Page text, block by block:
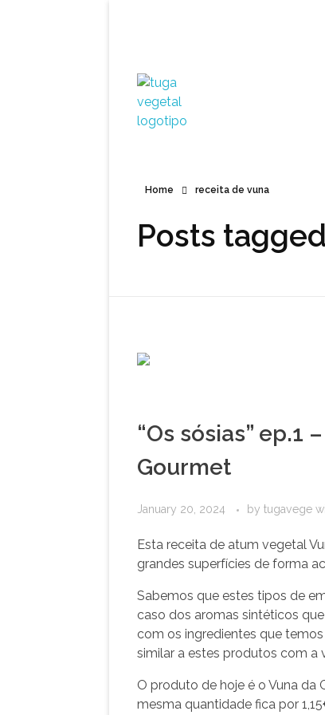
Home receita de vuna
Posts
“Os sósias”
Gourmet
January 20, 2024 by tugavege
Esta receita de atum vegetal
grandes superfícies de forma
Sabemos que estes tipos de
caso dos aromas sintéticos
com os ingredientes que
similar a estes produtos com a
O produto de hoje é o Vuna da
mesma quantidade fica por